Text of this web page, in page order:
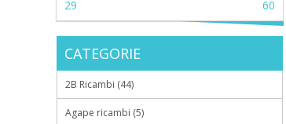
29 60
CATEGORIE
2B Ricambi (44)
Agape ricambi (5)